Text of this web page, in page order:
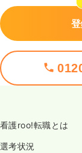
看護roo!転職とは
選考状況